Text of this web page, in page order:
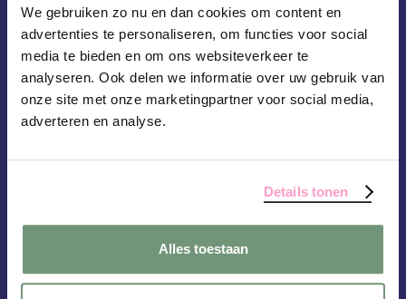
We gebruiken zo nu en dan cookies om content en
advertenties te personaliseren, om functies voor social
media te bieden en om ons websiteverkeer te
analyseren. Ook delen we informatie over uw gebruik van
onze site met onze marketingpartner voor social media,
adverteren en analyse.
Details tonen
Alles toestaan
Inloopspreekuurfinanciële transitiekamer